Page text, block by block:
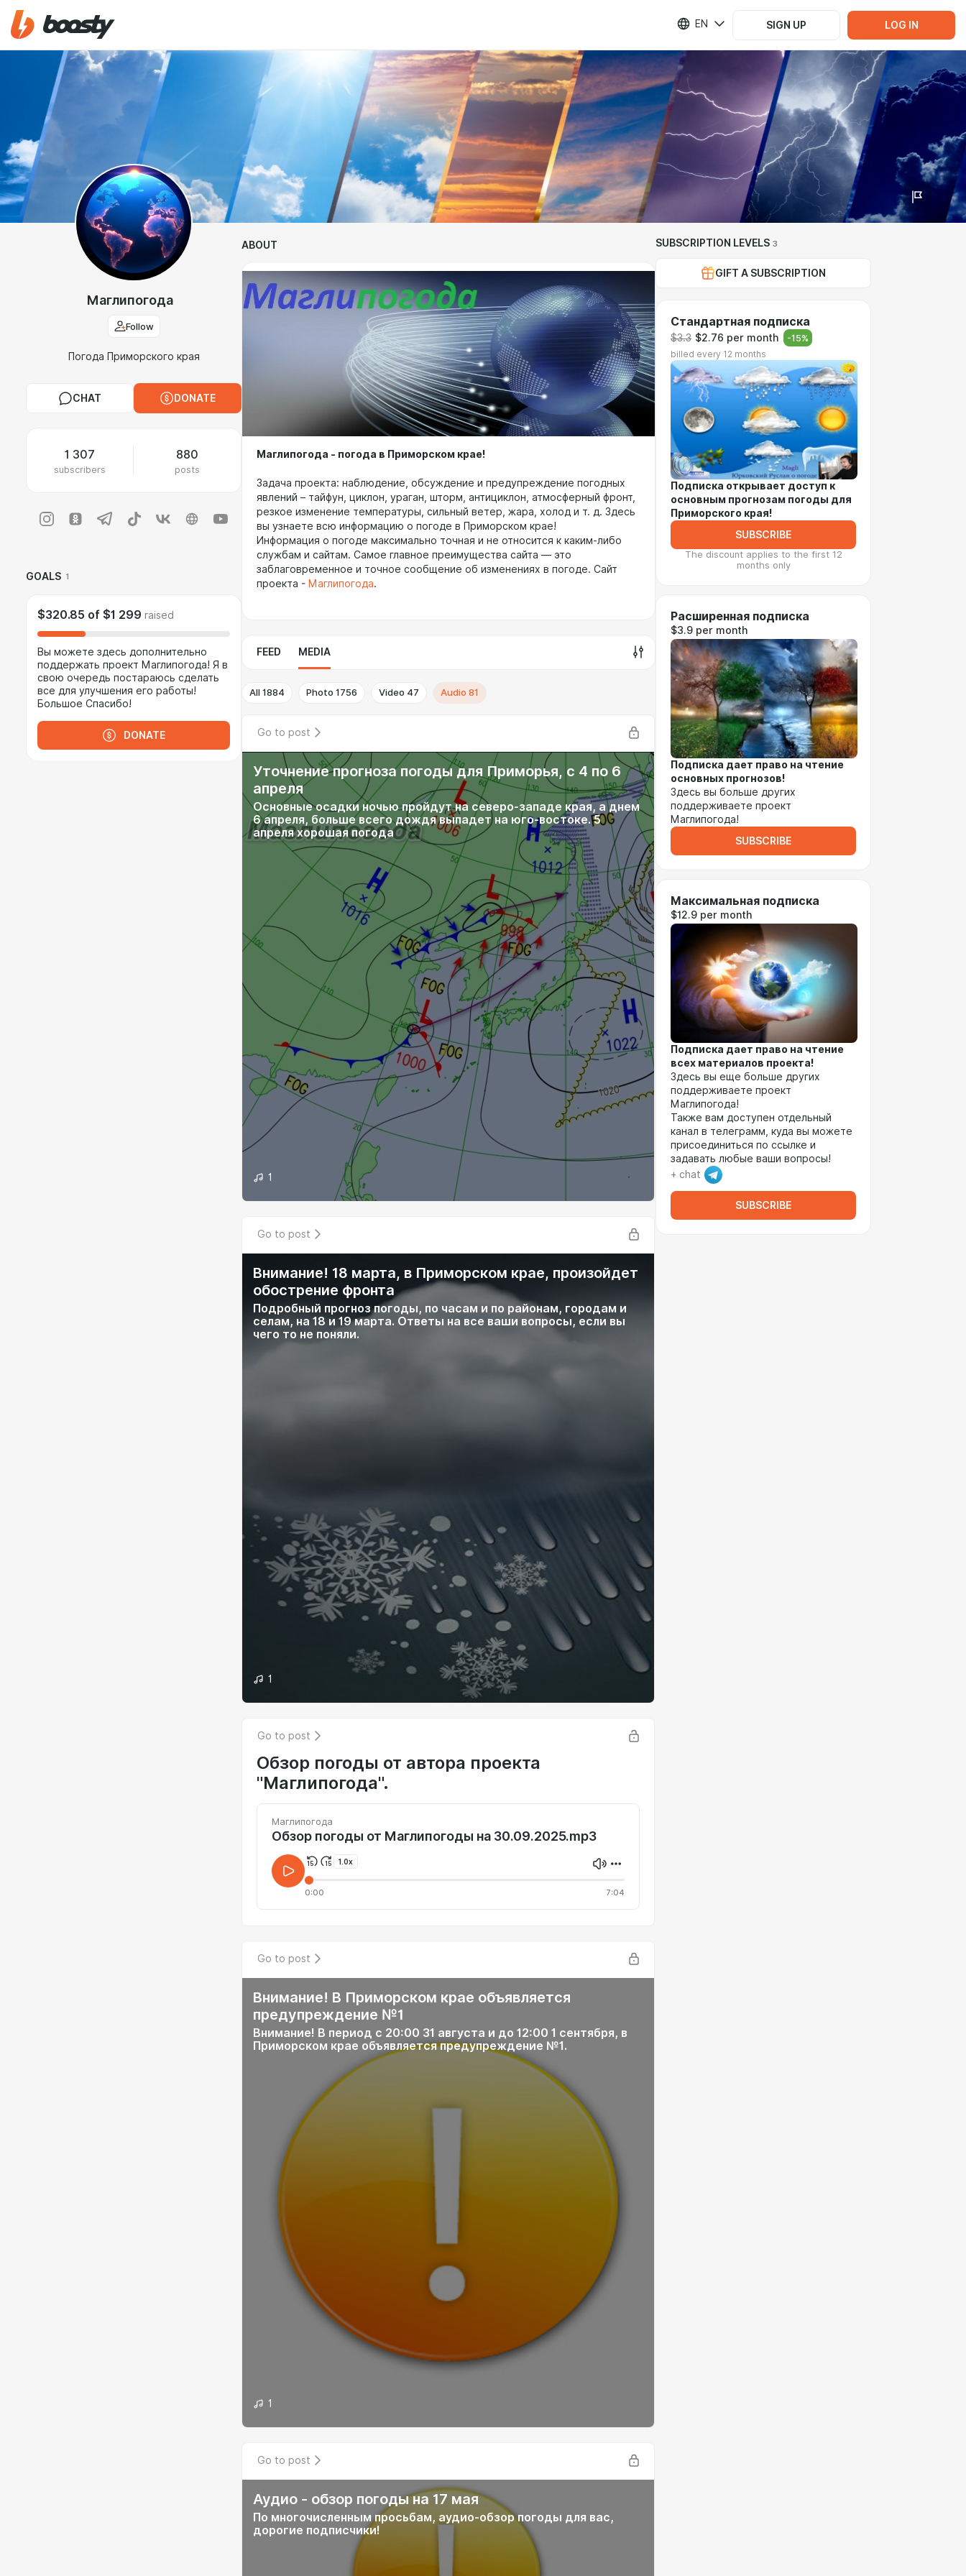
EN SIGN UP LOG IN
Маглипогода
Follow
Погода Приморского края
CHAT DONATE
1 307
subscribers
880
posts
GOALS 1
$320.85 of $1 299 raised
Вы можете здесь дополнительно
поддержать проект Маглипогода! Я в
свою очередь постараюсь сделать
все для улучшения его работы!
Большое Спасибо!
DONATE
ABOUT
Маглипогода - погода в Приморском крае!
Задача проекта: наблюдение, обсуждение и предупреждение погодных
явлений – тайфун, циклон, ураган, шторм, антициклон, атмосферный фронт,
резкое изменение температуры, сильный ветер, жара, холод и т. д. Здесь
вы узнаете всю информацию о погоде в Приморском крае!
Информация о погоде максимально точная и не относится к каким-либо
службам и сайтам. Самое главное преимущества сайта — это
заблаговременное и точное сообщение об изменениях в погоде. Сайт
проекта - Маглипогода.
FEED MEDIA
All1884 Photo 1756 Video 47 Audio 81
Go to post
Уточнение прогноза погоды для Приморья, с 4 по 6
апреля
Основные осадки ночью пройдут на северо-западе края, а днем
6 апреля, больше всего дождя выпадет на юго-востоке. 5
апреля хорошая погода
1
Go to post
Внимание! 18 марта, в Приморском крае, произойдет
обострение фронта
Подробный прогноз погоды, по часам и по районам, городам и
селам, на 18 и 19 марта. Ответы на все ваши вопросы, если вы
чего то не поняли.
1
Go to post
Обзор погоды от автора проекта
"Маглипогода".
Маглипогода
Обзор погоды от Маглипогоды на 30.09.2025.mp3
1.0x
0:00 7:04
Go to post
Внимание! В Приморском крае объявляется
предупреждение №1
Внимание! В период с 20:00 31 августа и до 12:00 1 сентября, в
Приморском крае объявляется предупреждение №1.
1
Go to post
Аудио - обзор погоды на 17 мая
По многочисленным просьбам, аудио-обзор погоды для вас,
дорогие подписчики!
SUBSCRIPTION LEVELS 3
GIFT A SUBSCRIPTION
Стандартная подписка
$3.3 $2.76 per month -15%
billed every 12 months
Подписка открывает доступ к
основным прогнозам погоды для
Приморского края!
SUBSCRIBE
The discount applies to the first 12
months only
Расширенная подписка
$3.9 per month
Подписка дает право на чтение
основных прогнозов!
Здесь вы больше других
поддерживаете проект
Маглипогода!
SUBSCRIBE
Максимальная подписка
$12.9 per month
Подписка дает право на чтение
всех материалов проекта!
Здесь вы еще больше других
поддерживаете проект
Маглипогода!
Также вам доступен отдельный
канал в телеграмм, куда вы можете
присоединиться по ссылке и
задавать любые ваши вопросы!
+ chat
SUBSCRIBE